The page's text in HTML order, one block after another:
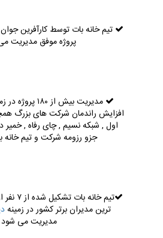
پروژه موفق مدیریت
مدیریت بیش از
افزایش راندمان شرکت های بزرگ
اول , شبکه نسیم , چای رفاه ,
جزو رزومه شرکت و تیم خانه
تیم
ترین مدیران برتر کشور در زمینه
مدیریت می شود